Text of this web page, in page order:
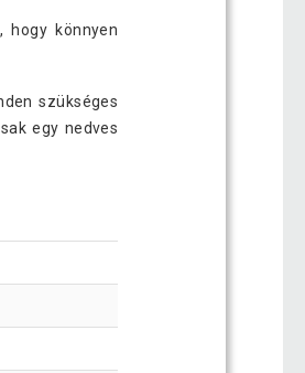
könnyen
szükséges
egy nedves